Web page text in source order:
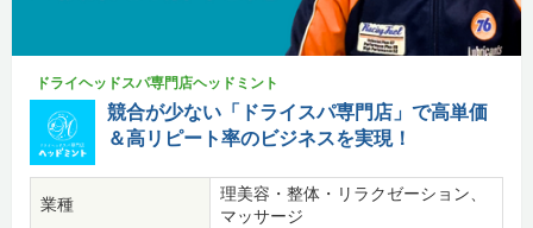
ドライヘッドスパ専門店ヘッドミント
競合が少ない「ドライスパ専門店」で高単価
＆高リピート率のビジネスを実現！
業種
理美容・整体・リラクゼーション、
マッサージ